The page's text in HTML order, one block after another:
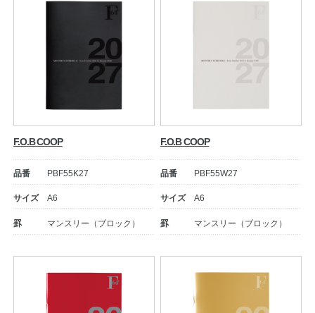
F.O.B COOP
品番 PBF55K27
サイズ A6
罫 マンスリー（ブロック）
F.O.B COOP
品番 PBF55W27
サイズ A6
罫 マンスリー（ブロック）